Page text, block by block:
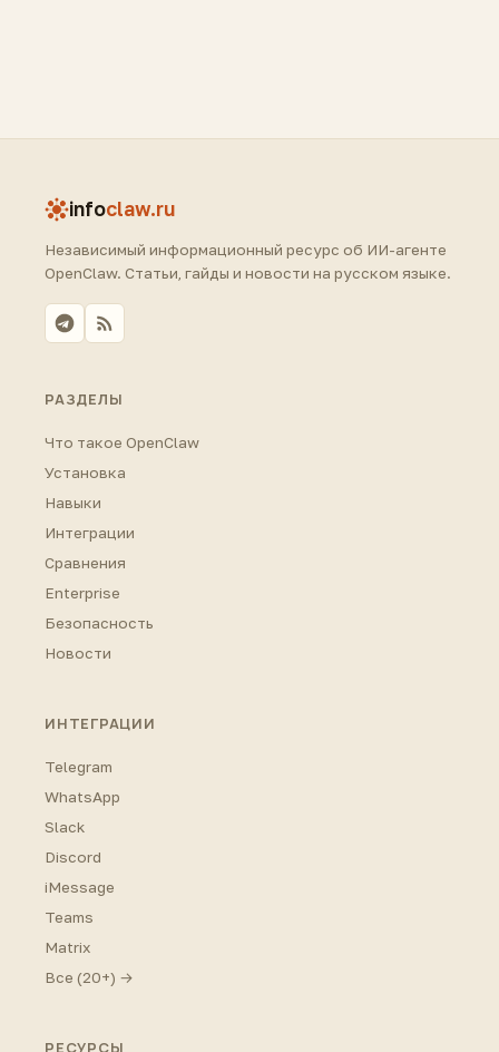
infoclaw.ru
Независимый информационный ресурс об ИИ-агенте
OpenClaw. Статьи, гайды и новости на русском языке.
РАЗДЕЛЫ
Что такое OpenClaw
Установка
Навыки
Интеграции
Сравнения
Enterprise
Безопасность
Новости
ИНТЕГРАЦИИ
Telegram
WhatsApp
Slack
Discord
iMessage
Teams
Matrix
Все (20+) →
РЕСУРСЫ